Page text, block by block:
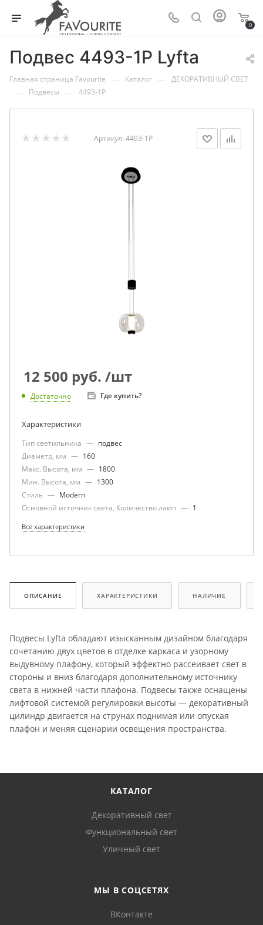
0
Подвес 4493-1P Lyfta
Главная страница Favourite — Каталог — ДЕКОРАТИВНЫЙ СВЕТ
— Подвесы — 4493-1P
Артикул: 4493-1P
12 500 руб. /шт
Достаточно Где купить?
Характеристики
Тип светильника — подвес
Диаметр, мм — 160
Макс. Высота, мм — 1800
Мин. Высота, мм — 1300
Стиль — Modern
Основной источник света, Количество ламп — 1
Все характеристики
ОПИСАНИЕ ХАРАКТЕРИСТИКИ НАЛИЧИЕ
Подвесы Lyfta обладают изысканным дизайном благодаря
сочетанию двух цветов в отделке каркаса и узорному
выдувному плафону, который эффектно рассеивает свет в
стороны и вниз благодаря дополнительному источнику
света в нижней части плафона. Подвесы также оснащены
лифтовой системой регулировки высоты — декоративный
цилиндр двигается на струнах поднимая или опуская
плафон и меняя сценарии освещения пространства.
КАТАЛОГ
Декоративный свет
Функциональный свет
Уличный свет
МЫ В СОЦСЕТЯХ
ВКонтакте